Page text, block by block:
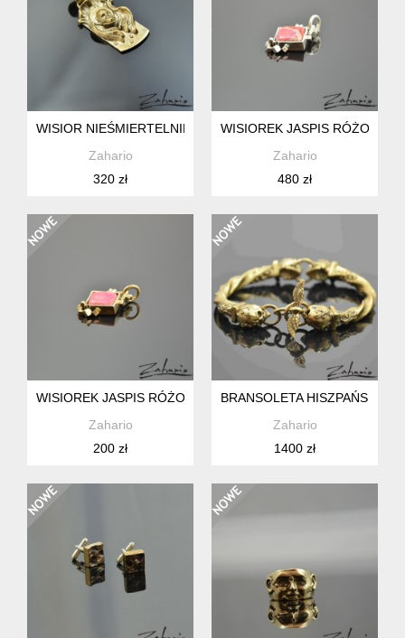
WISIOR NIEŚMIERTELNIK POZA CZASEM BRĄZ
Zahario
320 zł
WISIOREK JASPIS RÓŻOWY
Zahario
480 zł
WISIOREK JASPIS RÓŻOWY BRĄZ ZAHARIO
Zahario
200 zł
BRANSOLETA HISZPAŃSKA
Zahario
1400 zł